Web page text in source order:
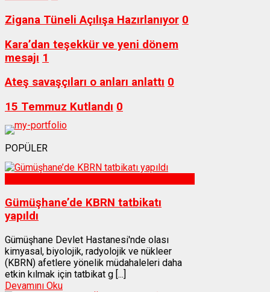
Zigana Tüneli Açılışa Hazırlanıyor 0
Kara’dan teşekkür ve yeni dönem
mesajı 1
Ateş savaşçıları o anları anlattı 0
15 Temmuz Kutlandı 0
POPÜLER
Gümüşhane’de KBRN tatbikatı
yapıldı
Gümüşhane Devlet Hastanesi'nde olası
kimyasal, biyolojik, radyolojik ve nükleer
(KBRN) afetlere yönelik müdahaleleri daha
etkin kılmak için tatbikat g [...]
Devamını Oku